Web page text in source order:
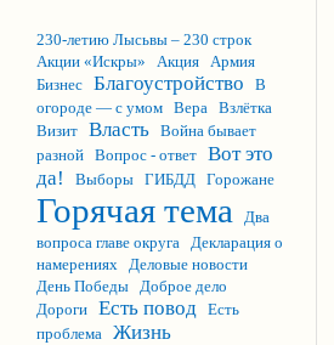
230-летию Лысьвы – 230 строк
Акции «Искры»
Акция Армия
Бизнес Благоустройство
В
огороде — с умом Вера Взлётка
Визит Власть Война бывает
разной Вопрос - ответ Вот это
да!
Выборы ГИБДД Горожане
Горячая тема
Два
вопроса главе округа Декларация о
намерениях Деловые новости
День Победы Доброе дело
Дороги Есть повод Есть
проблема Жизнь